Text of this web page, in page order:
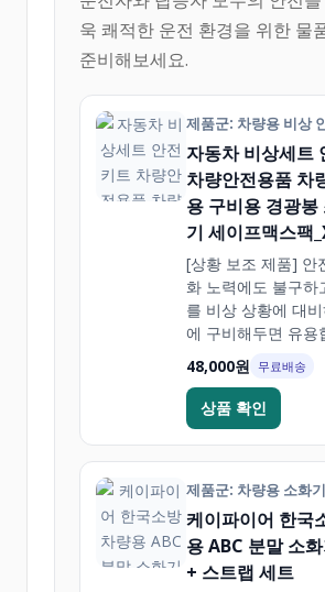
욱 쾌적한 운전 환경을 위한 물
준비해보세요.
제품군: 차량용 비상
자동차 비상세트
차량안전용품 차
용 구비용 경광봉
기 세이프맥스팩
[상황 보조 제품] 안
화 노력에도 불구하
를 비상 상황에 대
에 구비해두면 유용
48,000원 무료배송
상품 확인
제품군: 차량용 소화기
케이파이어 한국
용 ABC 분말 소
+ 스트랩 세트